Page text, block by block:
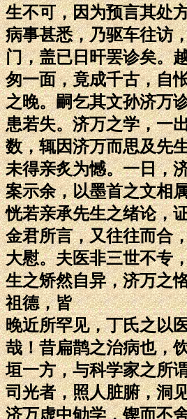
生不可，因为预言其处
病事甚悉，乃驱车往访
门，盖已日旰罢诊矣。
匆一面，竟成千古，自
之晚。嗣乞其文孙济万
患若失。济万之学，一
数，辄因济万而思及先
未得亲炙为憾。一日，
案示余，以墨首之文相
恍若亲承先生之绪论，
金君所言，又往往而合
大慰。夫医非三世不专
生之矫然自异，济万之
祖德，皆
晚近所罕见，丁氏之以
哉！昔扁鹊之治病也，
垣一方，与科学家之所
司光者，照人脏腑，洞
济万虚中劬学，锲而不